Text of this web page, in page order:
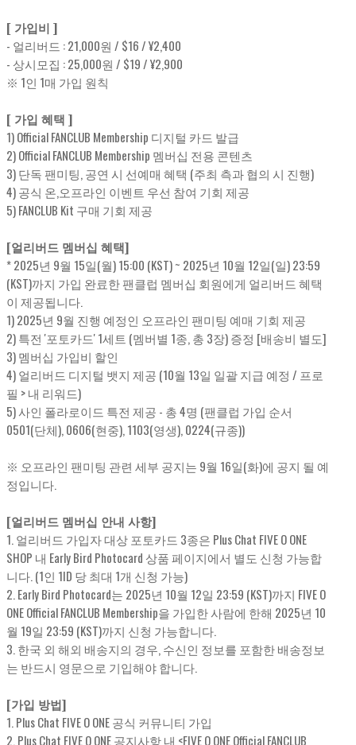
[ 가입비 ]
- 얼리버드 : 21,000원 / $16 / ¥2,400
- 상시모집 : 25,000원 / $19 / ¥2,900
※ 1인 1매 가입 원칙
[ 가입 혜택 ]
1) Official FANCLUB Membership 디지털 카드 발급
2) Official FANCLUB Membership 멤버십 전용 콘텐츠
3) 단독 팬미팅, 공연 시 선예매 혜택 (주최 측과 협의 시 진행)
4) 공식 온,오프라인 이벤트 우선 참여 기회 제공
5) FANCLUB Kit 구매 기회 제공
[얼리버드 멤버십 혜택]
* 2025년 9월 15일(월) 15:00 (KST) ~ 2025년 10월 12일(일) 23:59
(KST)까지 가입 완료한 팬클럽 멤버십 회원에게 얼리버드 혜택
이 제공됩니다.
1) 2025년 9월 진행 예정인 오프라인 팬미팅 예매 기회 제공
2) 특전 '포토카드' 1세트 (멤버별 1종, 총 3장) 증정 [배송비 별도]
3) 멤버십 가입비 할인
4) 얼리버드 디지털 뱃지 제공 (10월 13일 일괄 지급 예정 / 프로
필 > 내 리워드)
5) 사인 폴라로이드 특전 제공 - 총 4명 (팬클럽 가입 순서
0501(단체), 0606(현중), 1103(영생), 0224(규종))
※ 오프라인 팬미팅 관련 세부 공지는 9월 16일(화)에 공지 될 예
정입니다.
[얼리버드 멤버십 안내 사항]
1. 얼리버드 가입자 대상 포토카드 3종은 Plus Chat FIVE O ONE
SHOP 내 Early Bird Photocard 상품 페이지에서 별도 신청 가능합
니다. (1인 1ID 당 최대 1개 신청 가능)
2. Early Bird Photocard는 2025년 10월 12일 23:59 (KST)까지 FIVE O
ONE Official FANCLUB Membership을 가입한 사람에 한해 2025년 10
월 19일 23:59 (KST)까지 신청 가능합니다.
3. 한국 외 해외 배송지의 경우, 수신인 정보를 포함한 배송정보
는 반드시 영문으로 기입해야 합니다.
[가입 방법]
1. Plus Chat FIVE O ONE 공식 커뮤니티 가입
2. Plus Chat FIVE O ONE 공지사항 내 <FIVE O ONE Official FANCLUB